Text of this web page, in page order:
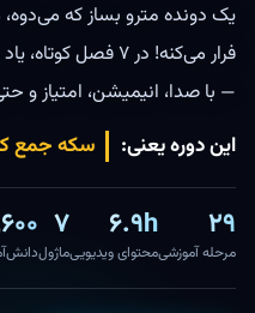
یک دونده مترو بساز که
فرار می‌کنه! در ۷
— با صدا، انیمیشن، امتیاز و
این دوره یعنی: باز
۲۹
مرحله آموزشی
۶.۹h
محتوای ویدیویی
۷
ماژول